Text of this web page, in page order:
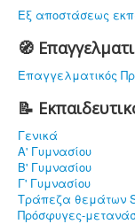
Εξ αποστάσεως
🧭
Επαγγελματικός
📝
Γενικά
Α' Γυμνασίου
Β' Γυμνασίου
Γ' Γυμνασίου
Τράπεζα θεμάτων
Πρόσφυγες-